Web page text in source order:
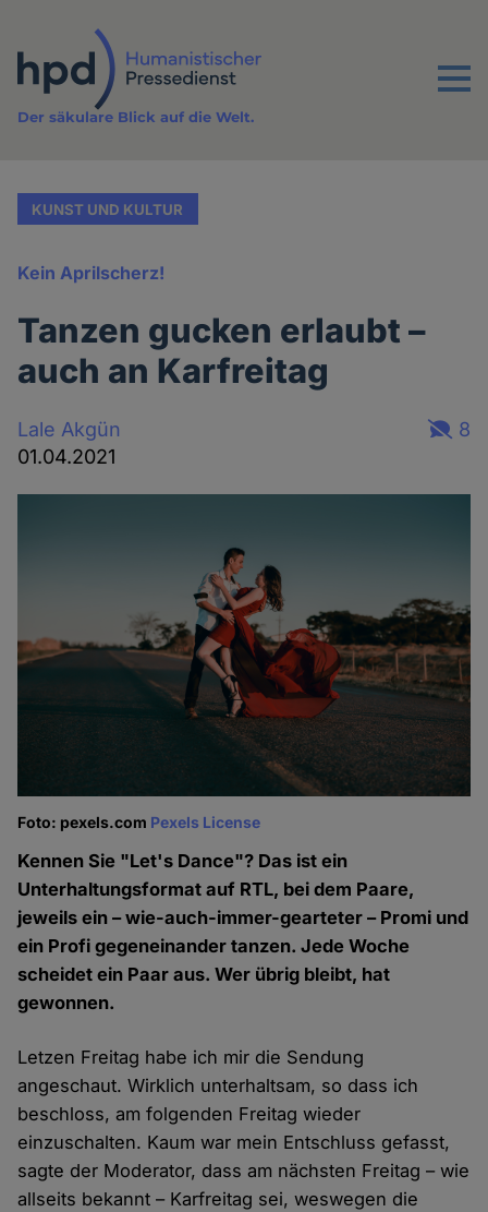
Inhalt
Menu
Der säkulare Blick auf die Welt.
KUNST UND KULTUR
Kein Aprilscherz!
Tanzen gucken erlaubt –
auch an Karfreitag
Lale Akgün
01.04.2021
8
Foto: pexels.com Pexels License
Kennen Sie "Let's Dance"? Das ist ein
Unterhaltungsformat auf RTL, bei dem Paare,
jeweils ein – wie-auch-immer-gearteter – Promi und
ein Profi gegeneinander tanzen. Jede Woche
scheidet ein Paar aus. Wer übrig bleibt, hat
gewonnen.
Letzen Freitag habe ich mir die Sendung
angeschaut. Wirklich unterhaltsam, so dass ich
beschloss, am folgenden Freitag wieder
einzuschalten. Kaum war mein Entschluss gefasst,
sagte der Moderator, dass am nächsten Freitag – wie
allseits bekannt – Karfreitag sei, weswegen die